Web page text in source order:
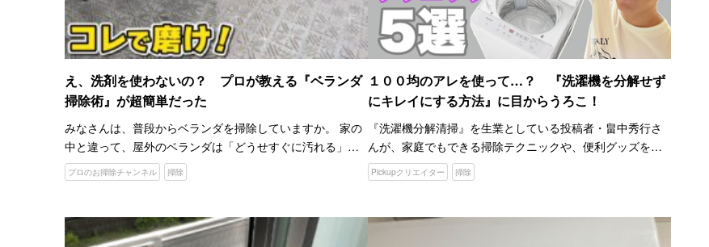
え、洗剤を使わないの？ プロが教える『ベランダ
掃除術』が超簡単だった
みなさんは、普段からベランダを掃除していますか。 家の
中と違って、屋外のベランダは「どうせすぐに汚れる」と
思ってしまい、なかなか掃除をする気が起きないですよ
ね。 ただ、いざ掃除をしようとしても、どうやってきれい
プロのお掃除チャンネル 掃除
１００均のアレを使って…？ 『洗濯機を分解せず
にキレイにする方法』に目からうろこ！
『洗濯機分解清掃』を生業としている投稿者・畠中秀行さ
んが、家庭でもできる掃除テクニックや、便利グッズを中
心に紹介しているYouTubeチャンネル『おそうじダイアリ
ー』。 畠中さん 実は、この仕事を始めたのは「掃除の素晴
Pickupクリエイター 掃除
誰でもできる手縫い袖丈詰
め！ 成長にも対応可能な裁縫
テクニック
2023.04.21
トイレが寒いならコレ試して！
１００円ショップのマットを敷
けば…？
2024.01.26